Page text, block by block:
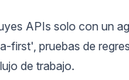
APIs solo con un
first', pruebas de
de trabajo.